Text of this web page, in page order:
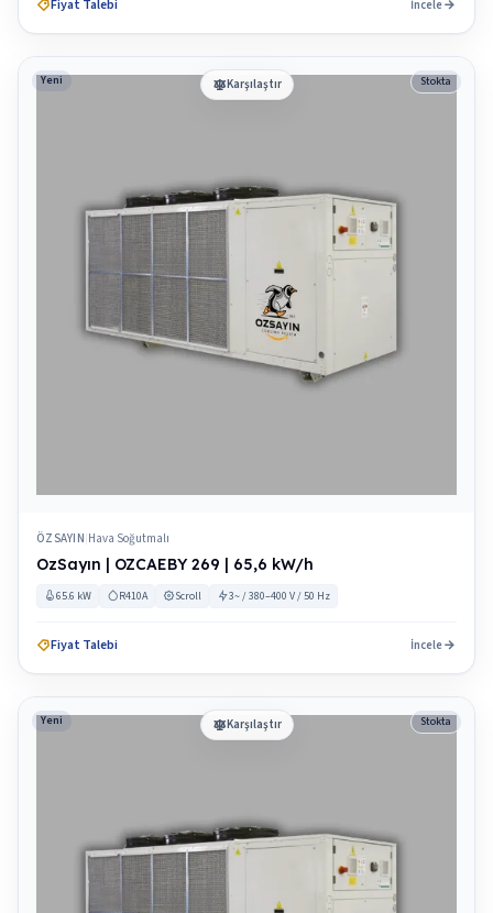
Fiyat Talebi İncele
Karşılaştır
Yeni Stokta
ÖZSAYIN|Hava Soğutmalı
OzSayın | OZCAEBY 269 | 65,6 kW/h
65.6 kW R410A Scroll 3~ / 380–400 V / 50 Hz
Fiyat Talebi İncele
Karşılaştır
Yeni Stokta